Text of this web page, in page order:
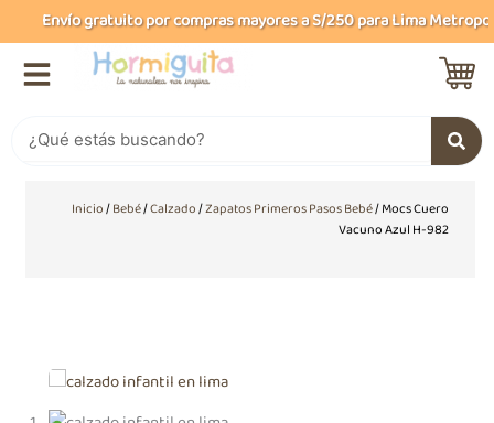
al
contenido
Envío gratuito por compras mayores a S/250 para Lima
Inicio/Bebé/Calzado/Zapatos Primeros Pasos Bebé/ Mocs Cuero
Vacuno Azul H-982